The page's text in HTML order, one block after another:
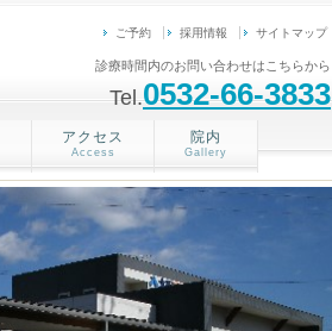
診療時間内のお問い合わせはこちらから
Tel.0532-66-3833
ご予約 採用情報 サイトマップ
アクセス
Access
院内
Gallery